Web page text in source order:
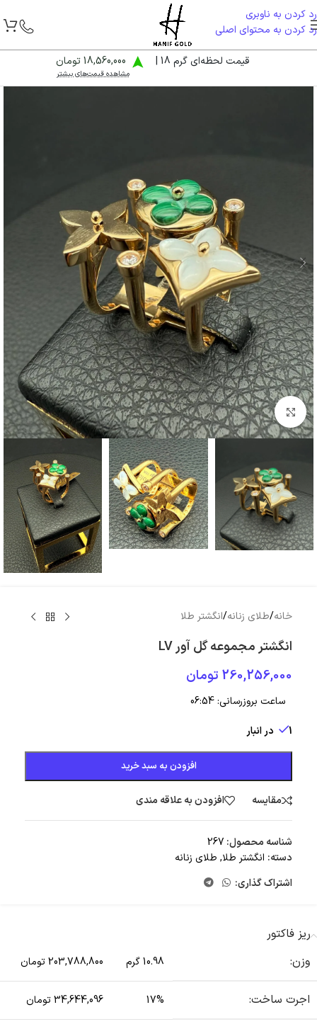
رد کردن به ناوبری
رد کردن به محتوای اصلی
قیمت لحظه‌ای گرم 18 | 18,560,000 تومان
مشاهده قیمت‌های بیشتر
بزرگنمایی تصویر
خانه/طلای زنانه/انگشتر طلا
انگشتر مجموعه گل آور LV
260,256,000 تومان
ساعت بروزرسانی:06:54
1 در انبار
افزودن به سبد خرید
مقایسه افزودن به علاقه مندی
شناسه محصول: 267
دسته: انگشتر طلا, طلای زنانه
اشتراک گذاری:
ریز فاکتور
وزن:
10.98 گرم 203,788,800 تومان
اجرت ساخت: 17% 34,644,096 تومان